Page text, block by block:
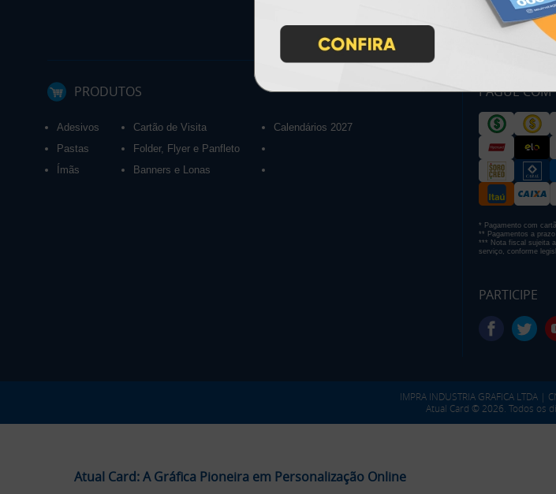
PRODUTOS
Adesivos
Pastas
Ímãs
Cartão de Visita
Folder, Flyer e Panfleto
Banners e Lonas
Calendários 2027
PAGUE COM
* Pagamento com
** Pagamentos a
*** Nota fiscal sujeita
serviço, conforme
PARTICIPE
IMPRA INDUSTRIA GRAFICA LTDA |
Atual Card © 2026. Todos os
Atual Card: A Gráfica Pioneira em Personalização Online